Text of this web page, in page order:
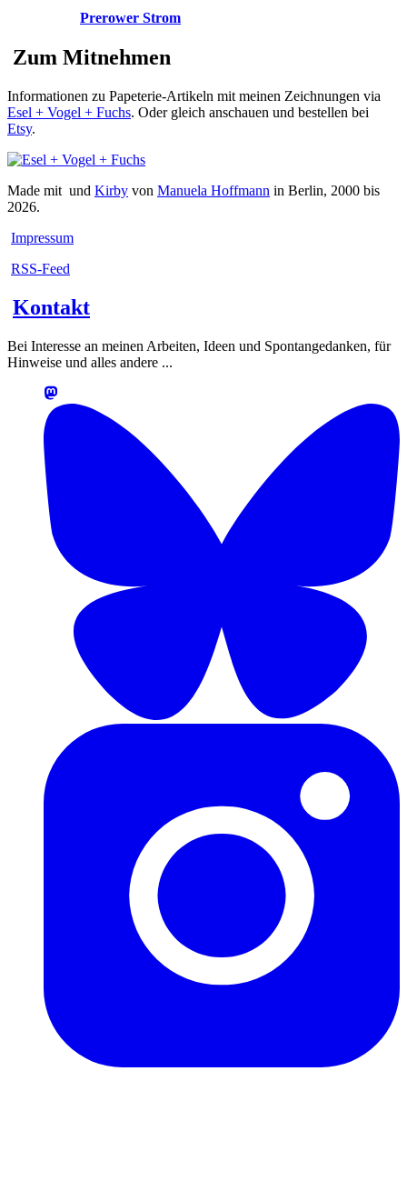
Prerower Strom
Zum Mitnehmen
Informationen zu Papeterie-Artikeln mit meinen Zeichnungen via
Esel + Vogel + Fuchs. Oder gleich anschauen und bestellen bei
Etsy.
Made mit und Kirby von Manuela Hoffmann in Berlin, 2000 bis
2026.
Impressum
RSS-Feed
Kontakt
Bei Interesse an meinen Arbeiten, Ideen und Spontangedanken, für
Hinweise und alles andere ...